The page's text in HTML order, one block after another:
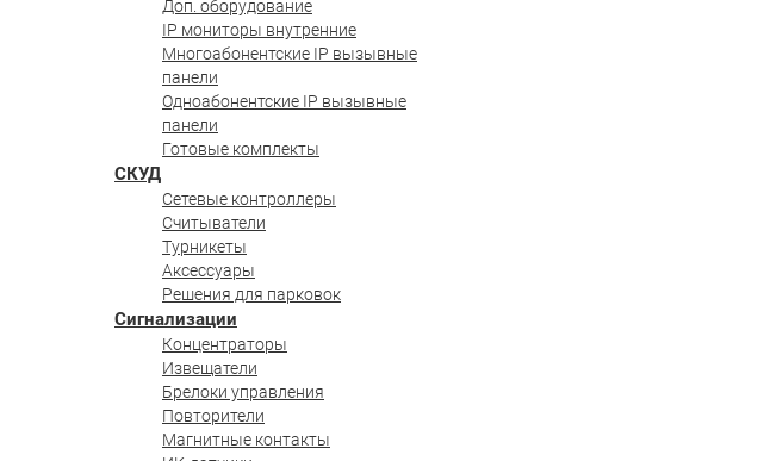
Доп. оборудование
IP мониторы внутренние
Многоабонентские IP вызывные
панели
Одноабонентские IP вызывные
панели
Готовые комплекты
СКУД
Сетевые контроллеры
Считыватели
Турникеты
Аксессуары
Решения для парковок
Сигнализации
Концентраторы
Извещатели
Брелоки управления
Повторители
Магнитные контакты